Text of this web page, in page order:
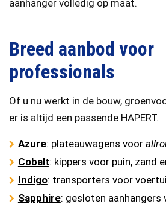
aanhanger volledig op maat.
Breed aanbod voor
professionals
Of u nu werkt in de bouw,
er is altijd een passende HAPERT.
Azure: plateauwagens voor
Cobalt: kippers voor puin, zand
Indigo: transporters voor
Sapphire: gesloten aanhangers